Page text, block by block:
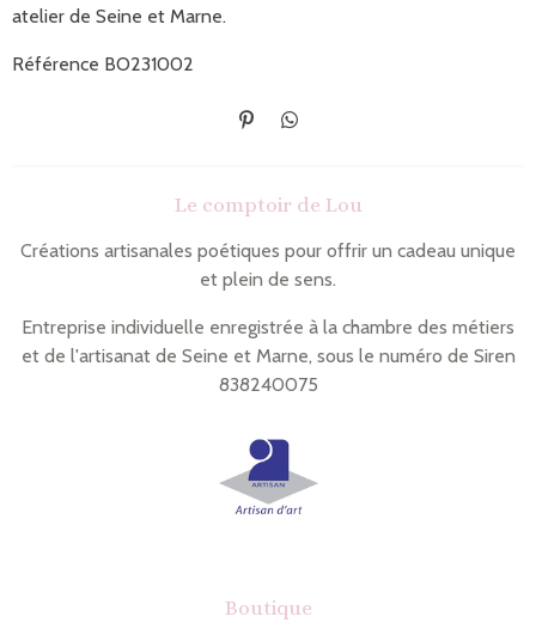
atelier de Seine et Marne.
Référence BO231002
É
g
l
r
P
a
r
Le comptoir de Lou
Créations artisanales poétiques pour offrir un cadeau unique
et plein de sens.
Entreprise individuelle enregistrée à la chambre des métiers
et de l'artisanat de Seine et Marne, sous le numéro de Siren
838240075
Boutique